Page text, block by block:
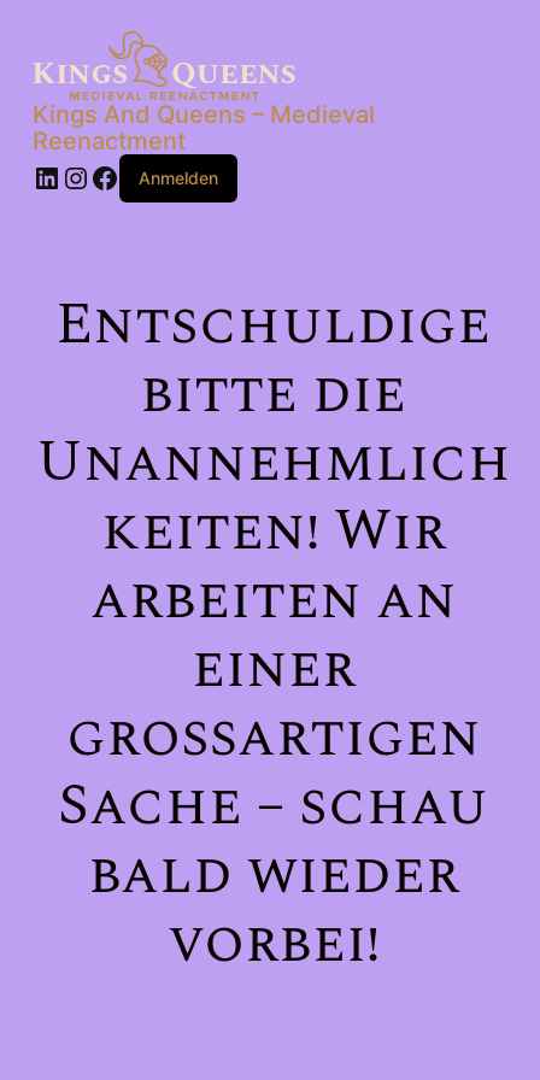
Kings And Queens – Medieval
Reenactment
LinkedIn
Instagram
Facebook
Anmelden
Entschuldige
bitte die
Unannehmlich
keiten! Wir
arbeiten an
einer
großartigen
Sache – schau
bald wieder
vorbei!